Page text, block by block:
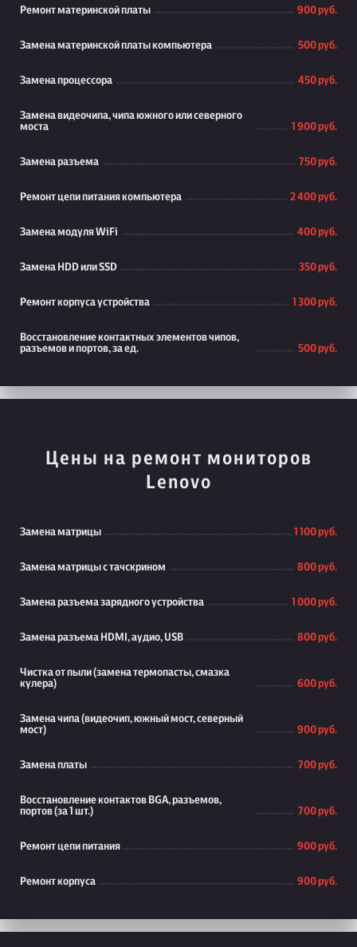
Ремонт материнской платы 900 руб.
Замена материнской платы компьютера 500 руб.
Замена процессора 450 руб.
Замена видеочипа, чипа южного или северного
моста
1 900 руб.
Замена разъема 750 руб.
Ремонт цепи питания компьютера 2 400 руб.
Замена модуля WiFi 400 руб.
Замена HDD или SSD 350 руб.
Ремонт корпуса устройства 1 300 руб.
Восстановление контактных элементов чипов,
разъемов и портов, за ед.
500 руб.
Цены на ремонт мониторов
Lenovo
Замена матрицы 1 100 руб.
Замена матрицы с тачскрином 800 руб.
Замена разъема зарядного устройства 1 000 руб.
Замена разъема HDMI, аудио, USB 800 руб.
Чистка от пыли (замена термопасты, смазка
кулера)
600 руб.
Замена чипа (видеочип, южный мост, северный
мост)
900 руб.
Замена платы 700 руб.
Восстановление контактов BGA, разъемов,
портов (за 1 шт.)
700 руб.
Ремонт цепи питания 900 руб.
Ремонт корпуса 900 руб.